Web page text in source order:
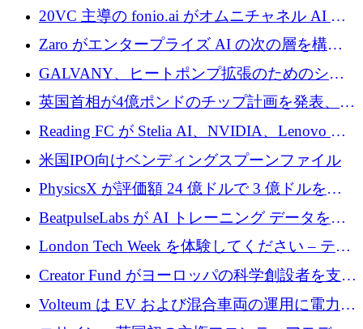
業者を支援するために 6,000 万ユーロを調達
20VC 主導の fonio.ai がオムニチャネル AI プ
ラットフォームのために 1,700 万ドルを調達
Zaro がエンタープライズ AI の次の層を構築
するために 510 万ドルを獲得
GALVANY、ヒートポンプ拡張のためのシー
ドラウンドで1,000万ユーロを確保
英国首相が4億ポンドのチップ計画を発表、英
国の新興企業は「ここで拡大」し「ここに留
まる」
Reading FC が Stelia AI、NVIDIA、Lenovo と
協力して AI Center of Excellence を立ち上げ
米国IPO向けベンディングスプーンファイル
PhysicsX が評価額 24 億ドルで 3 億ドルを調
達
BeatpulseLabs が AI トレーニング データを拡
張するために 180 万ドルのプレシードを調達
London Tech Week を体験してください – テク
ノロジーがヨーロッパのイノベーションの未
来を形作る場所
Creator Fund がヨーロッパの科学創設者を支援
するために 5,600 万ドルを調達
Volteum は EV および混合車両の運用に電力を
供給するために 250 万ユーロを寄付